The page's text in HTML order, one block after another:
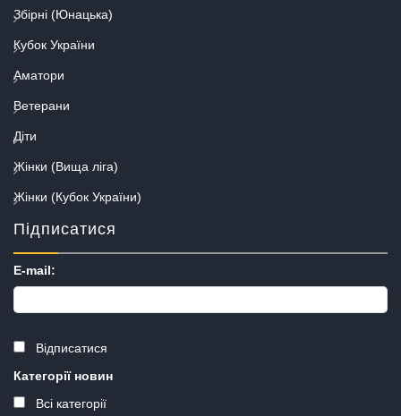
Збірні (Юнацька)
Кубок України
Аматори
Ветерани
Діти
Жінки (Вища ліга)
Жінки (Кубок України)
Підписатися
E-mail:
Відписатися
Категорії новин
Всі категорії